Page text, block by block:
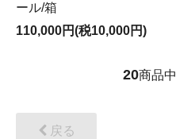
ール/箱
110,000円(税10,000円)
20商品中
戻る